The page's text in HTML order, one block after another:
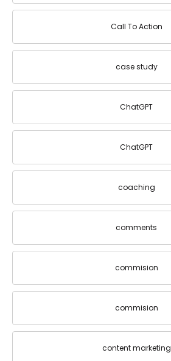
Call To Action
case study
ChatGPT
ChatGPT
coaching
comments
commision
commision
content marketing